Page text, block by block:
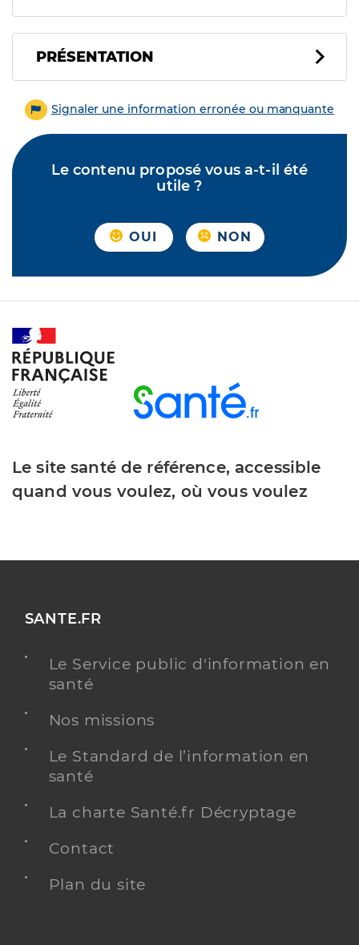
PRÉSENTATION
Signaler une information erronée ou manquante
Le contenu proposé vous a-t-il été
utile ?
OUI NON
Le site santé de référence, accessible
quand vous voulez, où vous voulez
SANTE.FR
Le Service public d'information en
santé
Nos missions
Le Standard de l’information en
santé
La charte Santé.fr Décryptage
Contact
Plan du site